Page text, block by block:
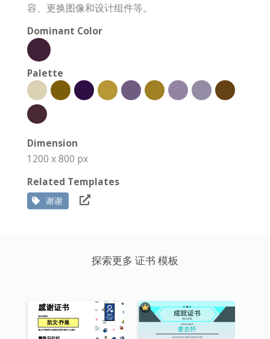
容、更换图像和设计组件等。
Dominant Color
Palette
Dimension
1200 x 800 px
Related Templates
谢谢
探索更多 证书 模板